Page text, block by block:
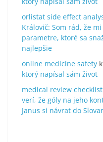
orlistat side effect
Královič: Som rád, že
parametre, ktoré sa
najlepšie
online medicine safety
ktorý napísal sám život
medical review checklist
verí, že góly na jeho
Janus si návrat do